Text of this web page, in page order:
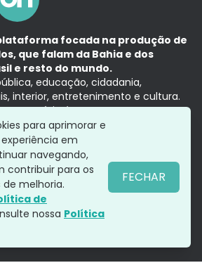
focada na produção de
que falam da Bahia e dos
e resto do mundo.
educação, cidadania,
interior, entretenimento e cultura.
e a notícia é no tempo presente,
Grupo Aratu.
de privacidade
para aprimorar e
em
navegando,
contribuir para os
melhoria.
de
nossa Política
FECHAR